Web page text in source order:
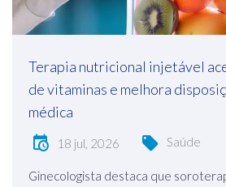
Terapia nutricional injetável
de vitaminas e melhora
médica
18 jul, 2026 Saúde
Ginecologista destaca que